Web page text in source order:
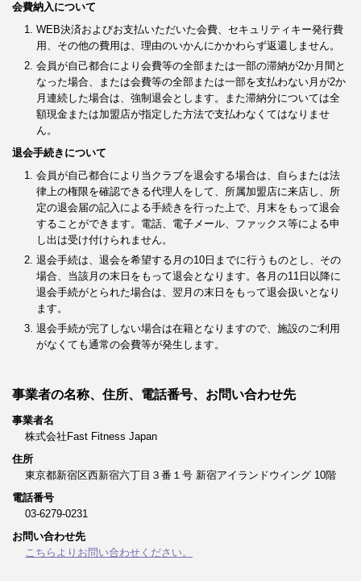
会費納入について
WEB決済およびお支払いただいた会費、セキュリティキー発行費
用、その他の費用は、理由のいかんにかかわらず返還しません。
会員が自己都合により会費等の全部または一部の滞納が2か月間と
なった場合、または会費等の全部または一部を支払わない月が2か
月連続した場合は、強制退会とします。また滞納分については全
額現金または加盟店が指定した方法で支払わなくてはなりませ
ん。
退会手続きについて
会員が自己都合により当クラブを退会する場合は、自らまたは法
律上の権限を確認できる代理人をして、所属加盟店に来店し、所
定の退会届の記入による手続きを行った上で、月末をもって退会
することができます。電話、電子メール、ファックス等による申
し出は受け付けられません。
退会手続は、退会を希望する月の10日までに行うものとし、その
場合、当該月の末日をもって退会となります。各月の11日以降に
退会手続がとられた場合は、翌月の末日をもって退会扱いとなり
ます。
退会手続が完了しない場合は在籍となりますので、施設のご利用
がなくても通常の会費等が発生します。
事業者の名称、住所、電話番号、お問い合わせ先
事業者名
株式会社Fast Fitness Japan
住所
東京都新宿区西新宿六丁目３番１号 新宿アイランドウイング 10階
電話番号
03-6279-0231
お問い合わせ先
こちらよりお問い合わせください。